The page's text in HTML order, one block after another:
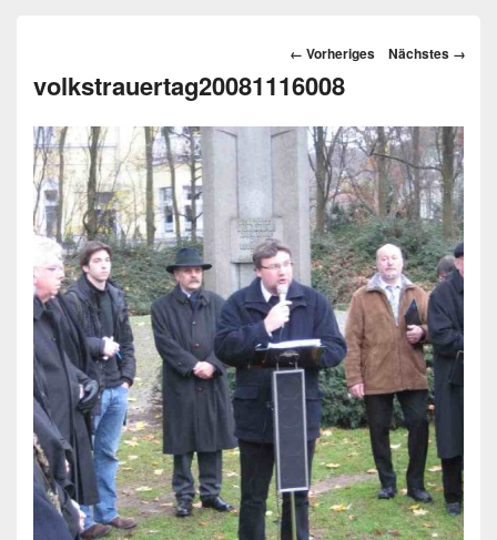
Bilder-
Navigation
← Vorheriges Nächstes →
volkstrauertag20081116008